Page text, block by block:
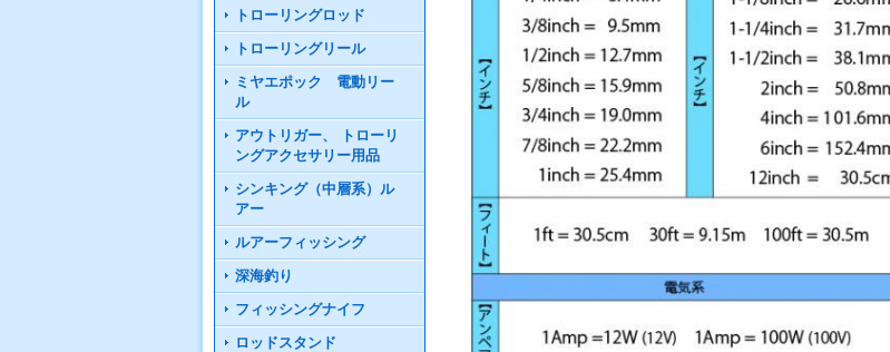
トローリングロッド
トローリングリール
ミヤエポック 電動リー
ル
アウトリガー、 トローリ
ングアクセサリー用品
シンキング（中層系）ル
アー
ルアーフィッシング
深海釣り
フィッシングナイフ
ロッドスタンド